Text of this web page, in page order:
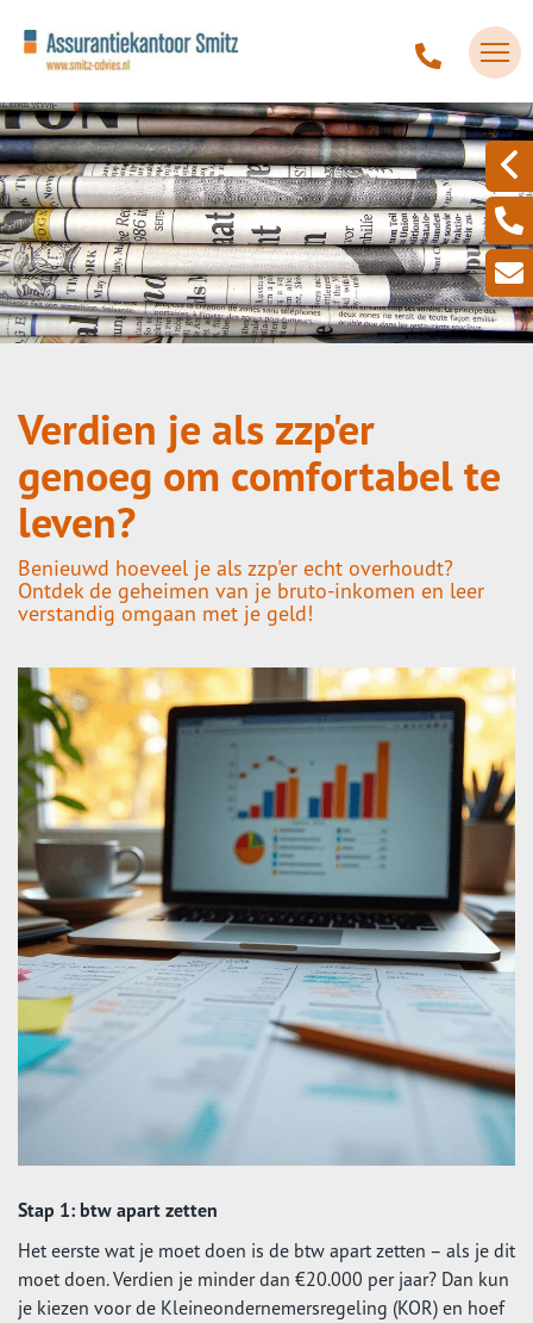
Verdien je als zzp'er
genoeg om comfortabel te
leven?
Benieuwd hoeveel je als zzp'er echt overhoudt?
Ontdek de geheimen van je bruto-inkomen en leer
verstandig omgaan met je geld!
Stap 1: btw apart zetten
Het eerste wat je moet doen is de btw apart zetten – als je dit
moet doen. Verdien je minder dan €20.000 per jaar? Dan kun
je kiezen voor de Kleineondernemersregeling (KOR) en hoef